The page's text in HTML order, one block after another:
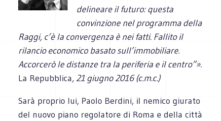
delineare il futuro: questa
convinzione nel programma della
Raggi, c’è la convergenza è nei fatti. Fallito il
rilancio economico basato sull’immobiliare.
Accorcerò le distanze tra la periferia e il centro”».
La Repubblica, 21 giugno 2016 (c.m.c.)
Sarà proprio lui, Paolo Berdini, il nemico giurato
del nuovo piano regolatore di Roma e della città